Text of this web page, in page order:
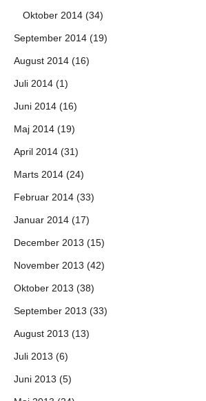
Oktober 2014 (34)
September 2014 (19)
August 2014 (16)
Juli 2014 (1)
Juni 2014 (16)
Maj 2014 (19)
April 2014 (31)
Marts 2014 (24)
Februar 2014 (33)
Januar 2014 (17)
December 2013 (15)
November 2013 (42)
Oktober 2013 (38)
September 2013 (33)
August 2013 (13)
Juli 2013 (6)
Juni 2013 (5)